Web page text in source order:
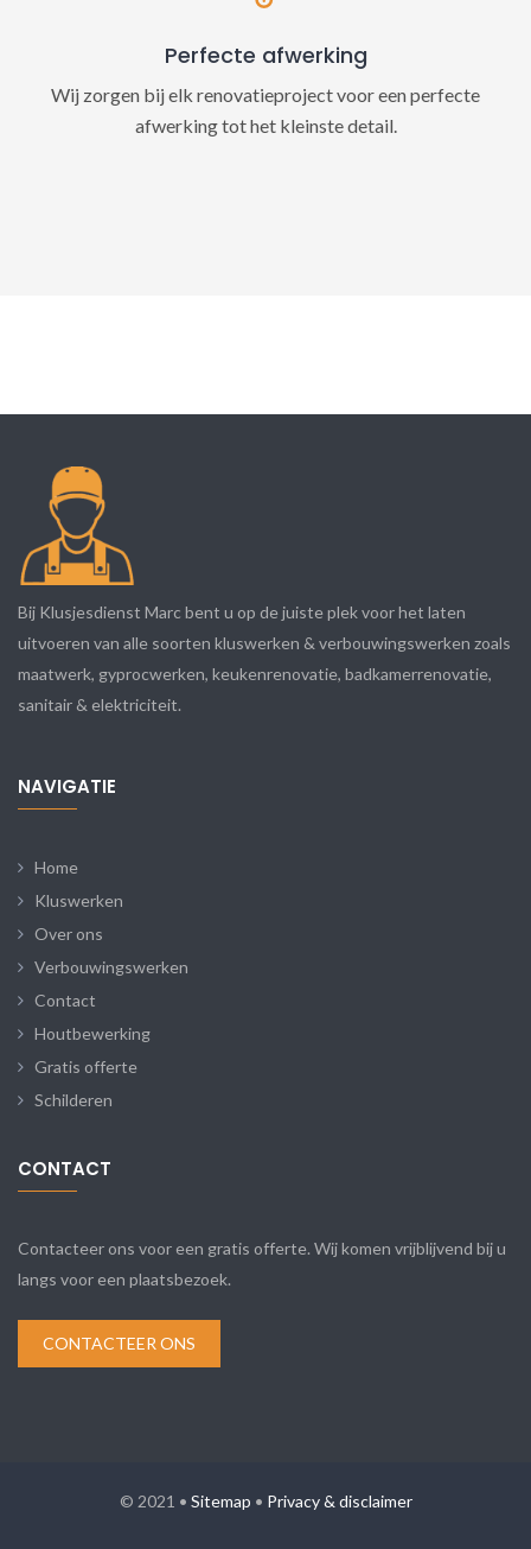
Perfecte afwerking
Wij zorgen bij elk renovatieproject voor een perfecte
afwerking tot het kleinste detail.
Bij Klusjesdienst Marc bent u op de juiste plek voor het laten
uitvoeren van alle soorten kluswerken & verbouwingswerken zoals
maatwerk, gyprocwerken, keukenrenovatie, badkamerrenovatie,
sanitair & elektriciteit.
NAVIGATIE
Home
Kluswerken
Over ons
Verbouwingswerken
Contact
Houtbewerking
Gratis offerte
Schilderen
CONTACT
Contacteer ons voor een gratis offerte. Wij komen vrijblijvend bij u
langs voor een plaatsbezoek.
CONTACTEER ONS
© 2021 • Sitemap • Privacy & disclaimer